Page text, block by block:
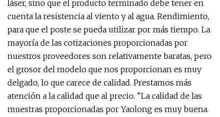
láser, sino que el producto terminado debe tener en
cuenta la resistencia al viento y al agua. Rendimiento,
para que el poste se pueda utilizar por más tiempo. La
mayoría de las cotizaciones proporcionadas por
nuestros proveedores son relativamente baratas, pero
el grosor del modelo que nos proporcionan es muy
delgado, lo que carece de calidad. Prestamos más
atención a la calidad que al precio. "La calidad de las
muestras proporcionadas por Yaolong es muy buena.